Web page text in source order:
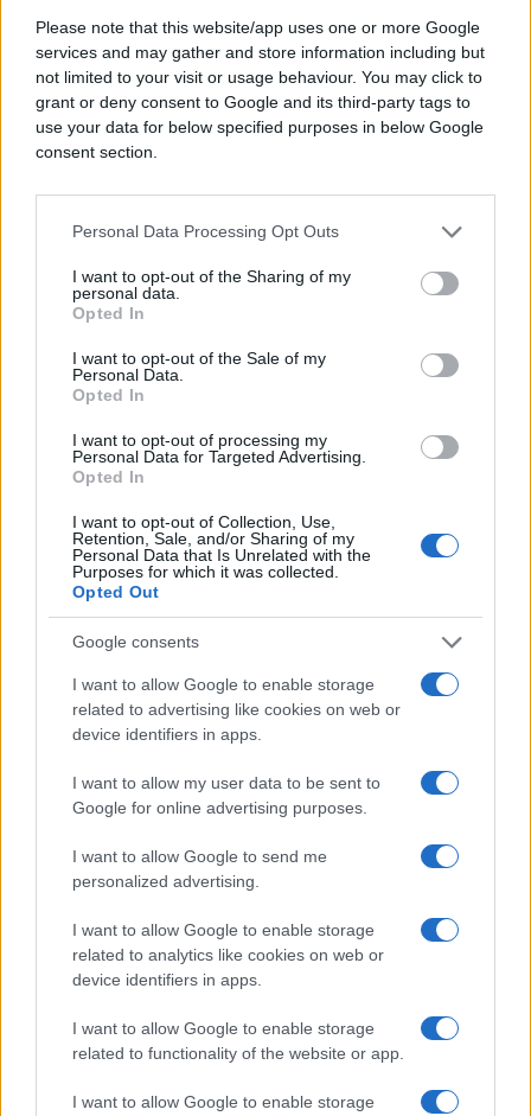
Please note that this website/app uses one or more Google
services and may gather and store information including but
not limited to your visit or usage behaviour. You may click to
grant or deny consent to Google and its third-party tags to
use your data for below specified purposes in below Google
consent section.
Personal Data Processing Opt Outs
I want to opt-out of the Sharing of my
personal data.
Opted In
I want to opt-out of the Sale of my
Personal Data.
Opted In
I want to opt-out of processing my
Personal Data for Targeted Advertising.
Opted In
I want to opt-out of Collection, Use,
Retention, Sale, and/or Sharing of my
Personal Data that Is Unrelated with the
Purposes for which it was collected.
Opted Out
Google consents
I want to allow Google to enable storage
related to advertising like cookies on web or
device identifiers in apps.
I want to allow my user data to be sent to
Google for online advertising purposes.
I want to allow Google to send me
personalized advertising.
I want to allow Google to enable storage
related to analytics like cookies on web or
device identifiers in apps.
I want to allow Google to enable storage
related to functionality of the website or app.
I want to allow Google to enable storage
Ovog puta Nike inzistira na tome da logo nije ništa
drugo nego stilizirana reprezentacija brenda Air
Max.
„Nike poštuje sve religije i shvaćamo ovakve
stilizirana reprezentacija Nikeovog zaštitnog znaka
Air Max. Bilo kakvo drugačije shvaćeno značenje ili
Nikeov glasnogovornik dao za Today.
#muslimani #Nike